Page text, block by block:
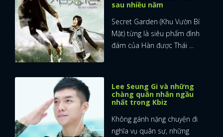
sau nhiều năm
Secret Garden (Khu Vườn Bí
Mật) từng là siêu phẩm đình
đám của Hàn được Thái ...
Lee Seung Gi và những
chàng quân nhân ngầu
nhất trong Kbiz
Không gánh nặng chuyện đi
nghĩa vụ quân sự, những